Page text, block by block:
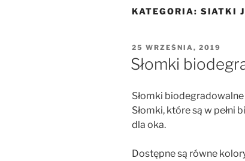
KATEGORIA: SIATKI
OPUBLIKOWANE
W
25 WRZEŚNIA, 2019
Słomki
Słomki biodegradowalne
Słomki, które są w
dla oka.
Dostępne są równe